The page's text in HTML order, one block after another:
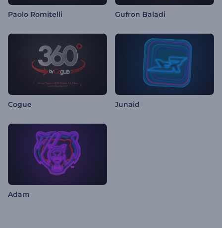
Paolo Romitelli Gufron Baladi
Cogue Junaid
Adam